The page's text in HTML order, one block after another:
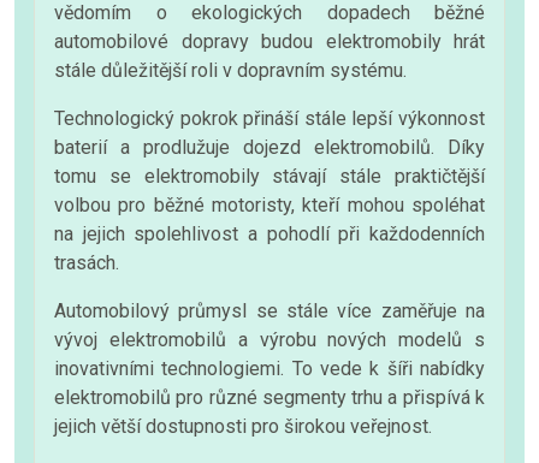
vědomím o ekologických dopadech běžné
automobilové dopravy budou elektromobily hrát
stále důležitější roli v dopravním systému.
Technologický pokrok přináší stále lepší výkonnost
baterií a prodlužuje dojezd elektromobilů. Díky
tomu se elektromobily stávají stále praktičtější
volbou pro běžné motoristy, kteří mohou spoléhat
na jejich spolehlivost a pohodlí při každodenních
trasách.
Automobilový průmysl se stále více zaměřuje na
vývoj elektromobilů a výrobu nových modelů s
inovativními technologiemi. To vede k šíři nabídky
elektromobilů pro různé segmenty trhu a přispívá k
jejich větší dostupnosti pro širokou veřejnost.